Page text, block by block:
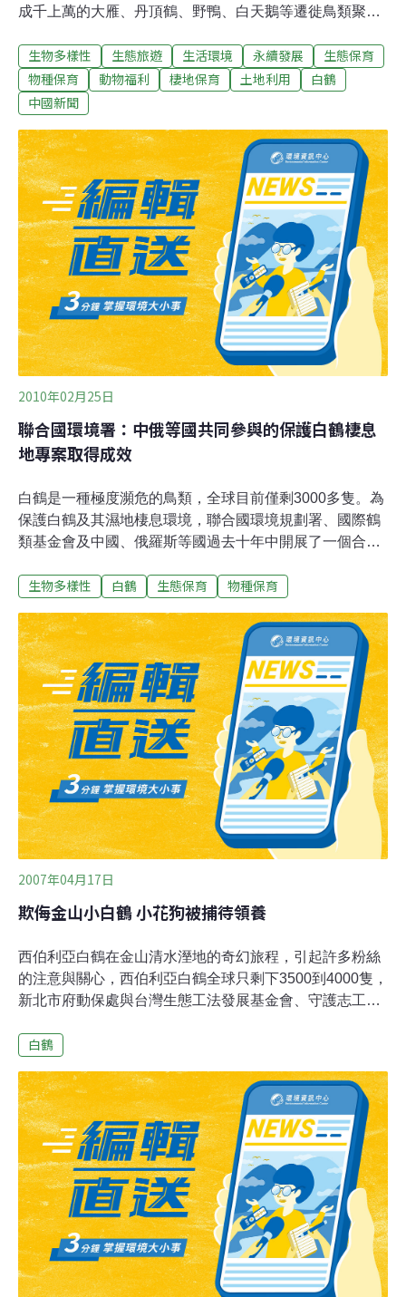
成千上萬的大雁、丹頂鶴、野鴨、白天鵝等遷徙鳥類聚集
總面積14.4萬公頃，其中濕地面積佔80%。由於當地生態
環境的特殊性，蒸發量遠遠超過降水量，乾旱成為莫莫格
自然保護區最大的問題。莫莫格保護區管理局局長王洪珠
說：「我們平均每年從嫩江引水近3萬立方米，累計引水
投入已經達到1000萬元左右。隨著當地生態引水工程——
引嫩（江）入白（城）工程的進一步實施，莫莫格濕地還
將進一步擴大。」隨著嫩江水的不斷流入，原先三四百公
頃的水面逐漸擴大到3000多公頃，白鶴停歇數量也逐漸從
七八百隻達到了目前的2700多隻，佔該物種世界種群數量
的70%以上。為了增加白鶴等停歇水鳥的食物供給，莫莫
格保護區已經投資6800多萬元用於植被恢復和鳥類保護工
作，保護區植被覆蓋
生物多樣性 生態旅遊 生活環境 永續發展
生態保育
物種保育
動物福利 棲地保育 土地利用
白鶴
中國新聞
2010年02月25日
聯合國環境署：中俄等國共同參與的保護白鶴棲息
地專案取得成效
白鶴是一種極度瀕危的鳥類，全球目前僅剩3000多隻。為
保護白鶴及其濕地棲息環境，聯合國環境規劃署、國際鶴
類基金會及中國、俄羅斯等國過去十年中開展了一個合作
的濕地環境、維持白鶴及其他候鳥的種群數量發揮了重要
沼澤濕地。這種美麗的鳥類在西伯利亞北部繁殖，每年的
冬天，它們沿東、西兩條主要的遷徙路線，飛越數千公
里，最終抵達中國南方和伊朗過冬。由於棲息環境的減少
以及偷獵等因素，到二十世紀70年代，全世界15種鶴中，
有7種瀕臨滅絕。許多其他種類的水鳥也難逃同樣的噩
運：全球40%的已知水鳥種群數量正在減少，在亞洲這一
比例更高達59%。為保護白鶴等鳥類及其賴以為生的濕地
環境，10年以前，在全球環境基金出資支持下，聯合國環
境規劃署、國際鶴類基金會等合作夥伴啟動了「白鶴濕地
項目」，中國、俄羅斯、伊朗和哈薩克斯坦
生物多樣性 白鶴 生態保育 物種保育
2007年04月17日
欺侮金山小白鶴 小花狗被捕待領養
西伯利亞白鶴在金山清水溼地的奇幻旅程，引起許多粉絲
的注意與關心，西伯利亞白鶴全球只剩下3500到4000隻，
新北市府動保處與台灣生態工法發展基金會、守護志工、
進棲地騷擾，嚇跑白鶴，並且威脅到白鶴安全，新北市動
黑白花色的野狗落網。附近還有4隻野狗虎視耽耽。新北
市府動保防疫處長陳淵泉11日表示，目前野狗安置在三芝
動物之家，將於結紮後開放愛心人士認養。開放平台為：
http://goo.gl/jwBzqm。
白鶴